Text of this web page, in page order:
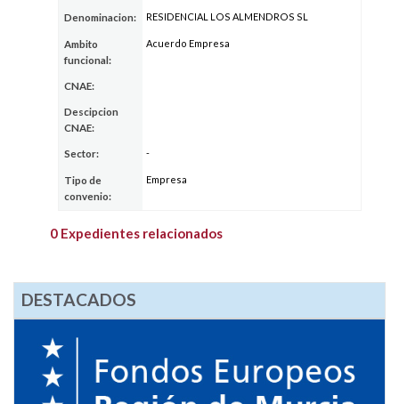
Denominacion: RESIDENCIAL LOS ALMENDROS SL
Ambito
funcional:
Acuerdo Empresa
CNAE:
Descipcion
CNAE:
Sector: -
Tipo de
convenio:
Empresa
0 Expedientes relacionados
DESTACADOS